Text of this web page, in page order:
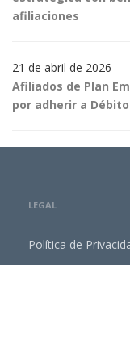
afiliaciones
21 de abril de 2026
Afiliados de Plan
por adherir a
LEGAL
Política de
Aviso Legal